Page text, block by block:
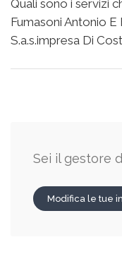
Quali sono i servizi
Fumasoni Antonio E
S.a.s.impresa Di
Sei il gestore
Modifica le tue